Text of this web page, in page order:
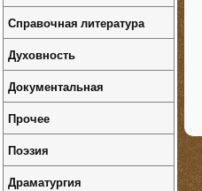
Справочная литература
Духовность
Документальная
Прочее
Поэзия
Драматургия